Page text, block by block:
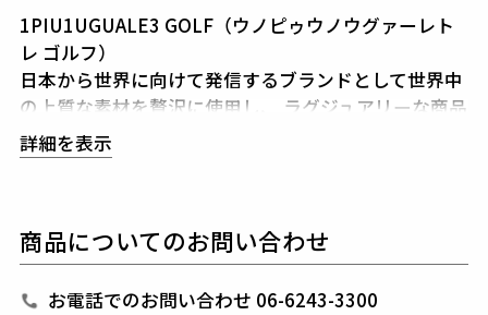
1PIU1UGUALE3 GOLF（ウノピゥウノウグァーレト
レ ゴルフ）
日本から世界に向けて発信するブランドとして世界中
の上質な素材を贅沢に使用し、 ラグジュアリーな商品
をリリースし続ける1PIU1UGUALE3。
グジュアリーブランドが提案する、高いデザイン性と
なハイテク素材を採用し、ただ派手な物ではなくテー
ラーリングを得意とする同ブランドならではの立体パ
ターンにより、洗練された高いデザイン性と
詳細を表示
商品についてのお問い合わせ
お電話でのお問い合わせ 06-6243-3300